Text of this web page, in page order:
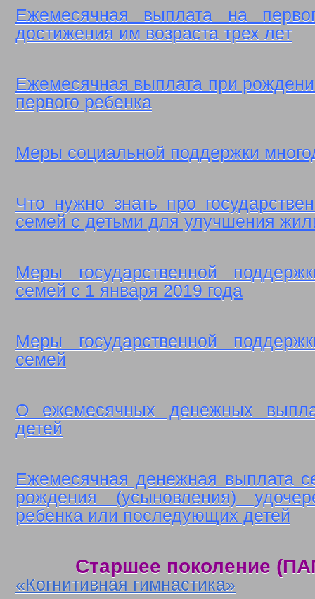
Ежемесячная выплата на
достижения им возраста трех лет
Ежемесячная выплата при
первого ребенка
Меры социальной поддержки
Что нужно знать про
семей с детьми для улучшения
Меры государственной
семей с 1 января 2019 года
Меры государственной
семей
О ежемесячных денежных
детей
Ежемесячная денежная выплата
рождения (усыновления)
ребенка или последующих детей
Старшее поколение
«Когнитивная гимнастика»